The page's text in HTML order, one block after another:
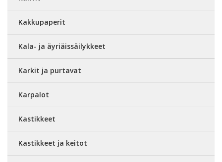
Kakkupaperit
Kala- ja äyriäissäilykkeet
Karkit ja purtavat
Karpalot
Kastikkeet
Kastikkeet ja keitot